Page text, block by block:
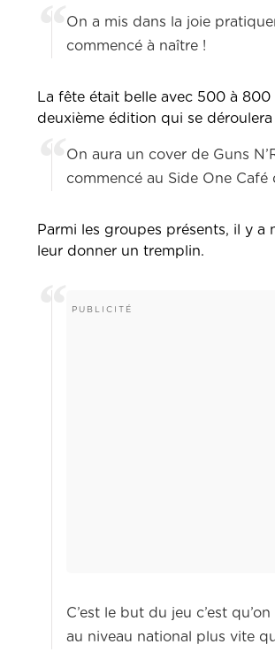
On a mis dans la joie
commencé à naître !
La fête était belle avec 500 à 800
deuxième édition qui se
On aura un cover de Guns
commencé au Side One
Parmi les groupes présents, il y a
leur donner un tremplin.
C’est le but du jeu c’est
au niveau national plus vite